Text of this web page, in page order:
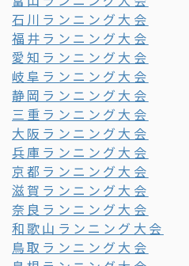
石川ランニング大会
福井ランニング大会
愛知ランニング大会
岐阜ランニング大会
静岡ランニング大会
三重ランニング大会
大阪ランニング大会
兵庫ランニング大会
京都ランニング大会
滋賀ランニング大会
奈良ランニング大会
和歌山ランニング大会
鳥取ランニング大会